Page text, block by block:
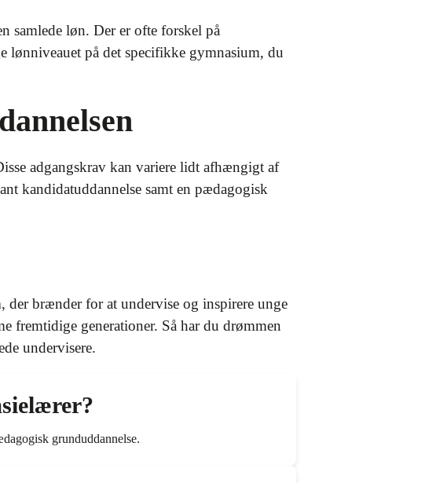
samlede løn. Der er ofte forskel på
lønniveauet på det specifikke gymnasium, du
adgangskrav kan variere lidt afhængigt af
kandidatuddannelse samt en pædagogisk
brænder for at undervise og inspirere unge
fremtidige generationer. Så har du drømmen
undervisere.
grunduddannelse.